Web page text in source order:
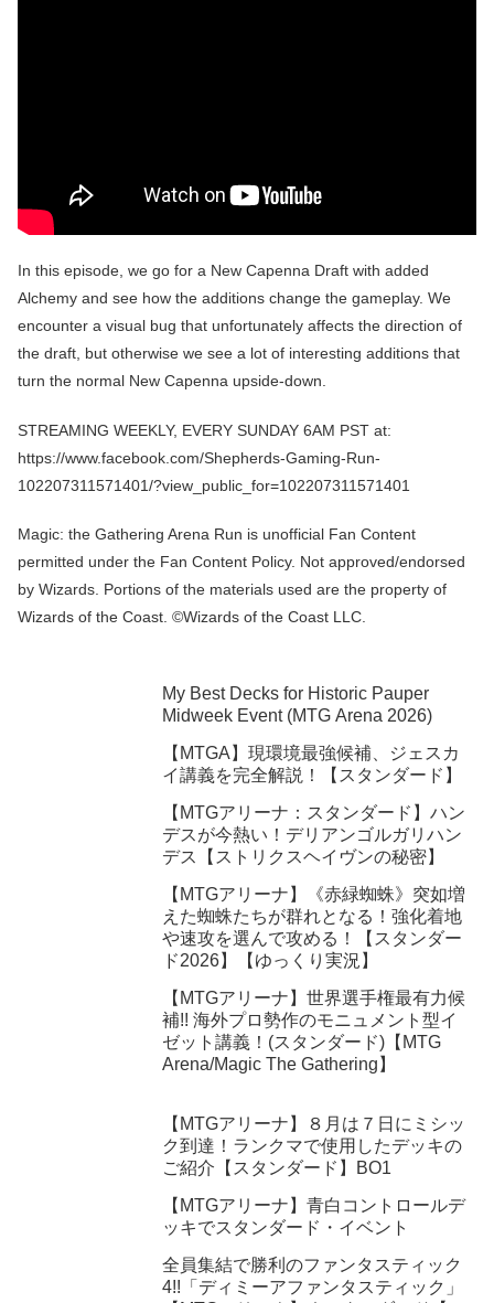
In this episode, we go for a New Capenna Draft with added
Alchemy and see how the additions change the gameplay. We
encounter a visual bug that unfortunately affects the direction of
the draft, but otherwise we see a lot of interesting additions that
turn the normal New Capenna upside-down.
STREAMING WEEKLY, EVERY SUNDAY 6AM PST at:
https://www.facebook.com/Shepherds-Gaming-Run-
102207311571401/?view_public_for=102207311571401
Magic: the Gathering Arena Run is unofficial Fan Content
permitted under the Fan Content Policy. Not approved/endorsed
by Wizards. Portions of the materials used are the property of
Wizards of the Coast. ©Wizards of the Coast LLC.
My Best Decks for Historic Pauper
Midweek Event (MTG Arena 2026)
【MTGA】現環境最強候補、ジェスカ
イ講義を完全解説！【スタンダード】
【MTGアリーナ：スタンダード】ハン
デスが今熱い！デリアンゴルガリハン
デス【ストリクスヘイヴンの秘密】
【MTGアリーナ】《赤緑蜘蛛》突如増
えた蜘蛛たちが群れとなる！強化着地
や速攻を選んで攻める！【スタンダー
ド2026】【ゆっくり実況】
【MTGアリーナ】世界選手権最有力候
補!! 海外プロ勢作のモニュメント型イ
ゼット講義！(スタンダード)【MTG
Arena/Magic The Gathering】
【MTGアリーナ】８月は７日にミシッ
ク到達！ランクマで使用したデッキの
ご紹介【スタンダード】BO1
【MTGアリーナ】青白コントロールデ
ッキでスタンダード・イベント
全員集結で勝利のファンタスティック
4!!「ディミーアファンタスティック」